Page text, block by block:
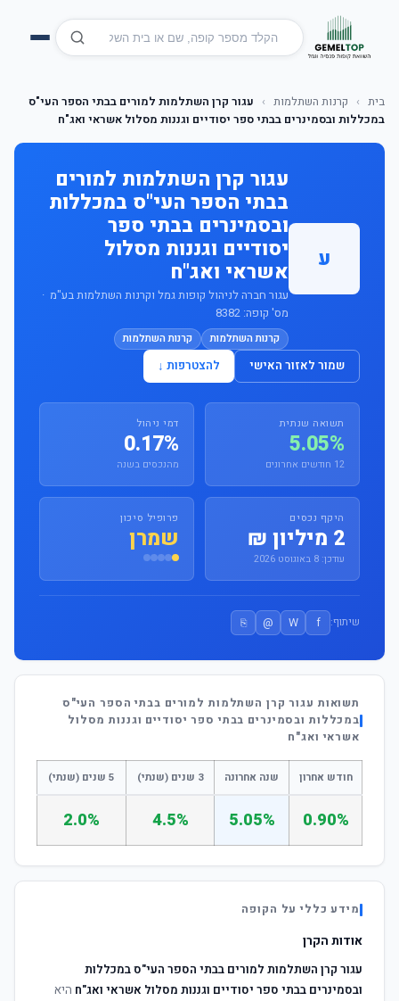
בית › קרנות השתלמות ›
עגור קרן השתלמות למורים בבתי הספר העי"ס
במכללות ובסמינרים בבתי ספר יסודיים וגננות מסלול אשראי ואג"ח
ע
עגור קרן השתלמות למורים
בבתי הספר העי"ס במכללות
ובסמינרים בבתי ספר
יסודיים וגננות מסלול
אשראי ואג"ח
עגור חברה לניהול קופות גמל וקרנות השתלמות בע"מ ·
מס' קופה: 8382
קרנות השתלמות קרנות השתלמות
שמור לאזור האישי להצטרפות ↓
תשואה שנתית
5.05%
12 חודשים אחרונים
דמי ניהול
0.17%
מהנכסים בשנה
היקף נכסים
2 מיליון ₪
עודכן: 8 באוגוסט 2026
פרופיל סיכון
שמרן
שיתוף: f
W
@
⎘
תשואות עגור קרן השתלמות למורים בבתי הספר העי"ס
במכללות ובסמינרים בבתי ספר יסודיים וגננות מסלול
אשראי ואג"ח
חודש אחרון שנה אחרונה 3 שנים (שנתי) 5 שנים (שנתי)
0.90%
5.05%
4.5%
2.0%
מידע כללי על הקופה
אודות הקרן
עגור קרן השתלמות למורים בבתי הספר העי"ס במכללות
ובסמינרים בבתי ספר יסודיים וגננות מסלול אשראי ואג"ח היא